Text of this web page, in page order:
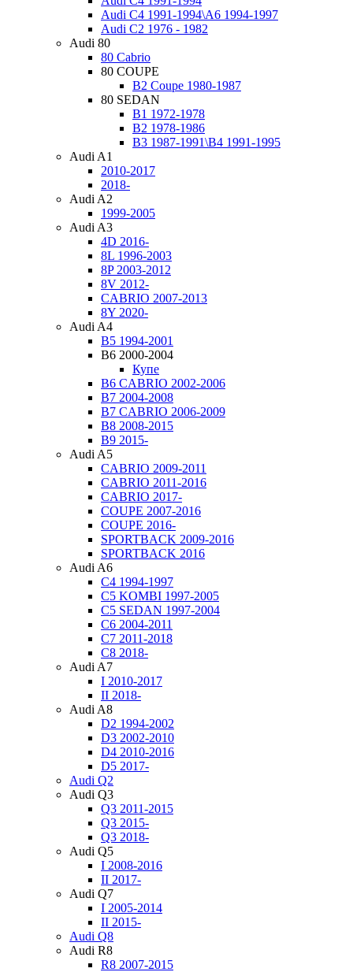
Audi C4 1991-1994\A6 1994-1997
Audi C2 1976 - 1982
Audi 80
80 Cabrio
80 COUPE
B2 Coupe 1980-1987
80 SEDAN
B1 1972-1978
B2 1978-1986
B3 1987-1991\B4 1991-1995
Audi A1
2010-2017
2018-
Audi A2
1999-2005
Audi A3
4D 2016-
8L 1996-2003
8P 2003-2012
8V 2012-
CABRIO 2007-2013
8Y 2020-
Audi A4
B5 1994-2001
B6 2000-2004
Купе
B6 CABRIO 2002-2006
B7 2004-2008
B7 CABRIO 2006-2009
B8 2008-2015
B9 2015-
Audi A5
CABRIO 2009-2011
CABRIO 2011-2016
CABRIO 2017-
COUPE 2007-2016
COUPE 2016-
SPORTBACK 2009-2016
SPORTBACK 2016
Audi A6
C4 1994-1997
C5 KOMBI 1997-2005
C5 SEDAN 1997-2004
C6 2004-2011
C7 2011-2018
C8 2018-
Audi A7
I 2010-2017
II 2018-
Audi A8
D2 1994-2002
D3 2002-2010
D4 2010-2016
D5 2017-
Audi Q2
Audi Q3
Q3 2011-2015
Q3 2015-
Q3 2018-
Audi Q5
I 2008-2016
II 2017-
Audi Q7
I 2005-2014
II 2015-
Audi Q8
Audi R8
R8 2007-2015